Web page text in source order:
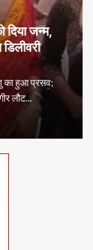
दिया जन्म,
का हुआ प्रसव;
लौट...